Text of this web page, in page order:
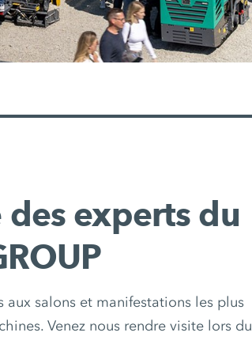
experts du
aux salons et manifestations les plus
Venez nous rendre visite lors du